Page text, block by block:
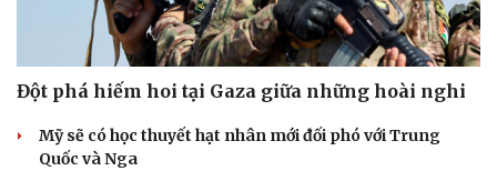
Đột phá hiếm hoi tại Gaza giữa những hoài nghi
Mỹ sẽ có học thuyết hạt nhân mới đối phó với Trung
Quốc và Nga